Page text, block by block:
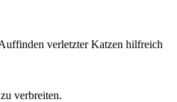
verletzter Katzen hilfreich
verbreiten.